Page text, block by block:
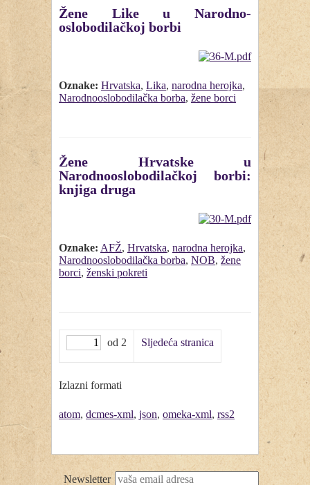
Žene Like u Narodno-
oslobodilačkoj borbi
Oznake: Hrvatska, Lika, narodna herojka,
Narodnooslobodilačka borba, žene borci
Žene Hrvatske u
Narodnooslobodilačkoj borbi:
knjiga druga
Oznake: AFŽ, Hrvatska, narodna herojka,
Narodnooslobodilačka borba, NOB, žene
borci, ženski pokreti
od 2 Sljedeća stranica
Izlazni formati
atom, dcmes-xml, json, omeka-xml, rss2
Newsletter